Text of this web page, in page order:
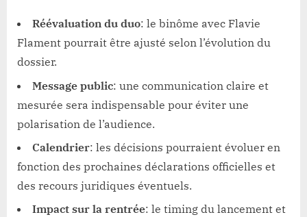
Réévaluation du duo: le binôme avec Flavie
Flament pourrait être ajusté selon l’évolution du
dossier.
Message public: une communication claire et
mesurée sera indispensable pour éviter une
polarisation de l’audience.
Calendrier: les décisions pourraient évoluer en
fonction des prochaines déclarations officielles et
des recours juridiques éventuels.
Impact sur la rentrée: le timing du lancement et